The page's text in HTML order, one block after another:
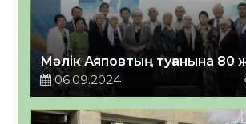
Мәлік Аяповтың туғанына 80
06.09.2024